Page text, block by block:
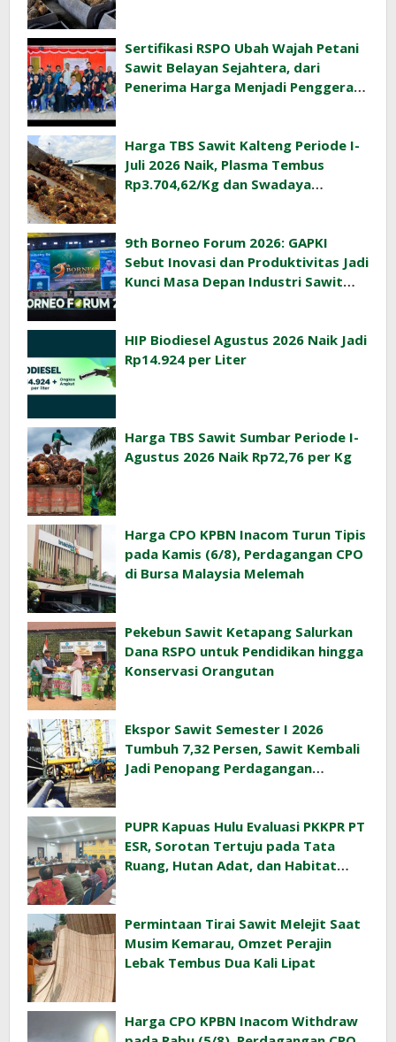
Sertifikasi RSPO Ubah Wajah Petani
Sawit Belayan Sejahtera, dari
Penerima Harga Menjadi Penggerak
Harga TBS Sawit Kalteng Periode I-
Juli 2026 Naik, Plasma Tembus
Rp3.704,62/Kg dan Swadaya
9th Borneo Forum 2026: GAPKI
Sebut Inovasi dan Produktivitas Jadi
Kunci Masa Depan Industri Sawit
HIP Biodiesel Agustus 2026 Naik Jadi
Rp14.924 per Liter
Harga TBS Sawit Sumbar Periode I-
Agustus 2026 Naik Rp72,76 per Kg
Harga CPO KPBN Inacom Turun Tipis
pada Kamis (6/8), Perdagangan CPO
di Bursa Malaysia Melemah
Pekebun Sawit Ketapang Salurkan
Dana RSPO untuk Pendidikan hingga
Konservasi Orangutan
Ekspor Sawit Semester I 2026
Tumbuh 7,32 Persen, Sawit Kembali
Jadi Penopang Perdagangan
PUPR Kapuas Hulu Evaluasi PKKPR PT
ESR, Sorotan Tertuju pada Tata
Ruang, Hutan Adat, dan Habitat
Permintaan Tirai Sawit Melejit Saat
Musim Kemarau, Omzet Perajin
Lebak Tembus Dua Kali Lipat
Harga CPO KPBN Inacom Withdraw